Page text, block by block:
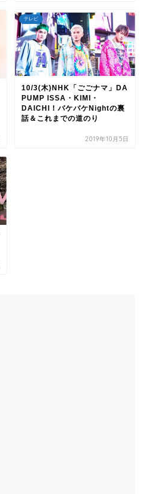
テレビ
10/3(木)NHK「ごごナマ」DA
PUMP ISSA・KIMI・
DAICHI！バケバケNightの裏
話＆これまでの道のり
2019年10月5日